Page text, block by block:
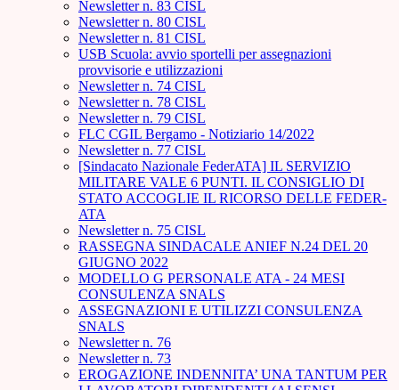
Newsletter n. 83 CISL
Newsletter n. 80 CISL
Newsletter n. 81 CISL
USB Scuola: avvio sportelli per assegnazioni
provvisorie e utilizzazioni
Newsletter n. 74 CISL
Newsletter n. 78 CISL
Newsletter n. 79 CISL
FLC CGIL Bergamo - Notiziario 14/2022
Newsletter n. 77 CISL
[Sindacato Nazionale FederATA] IL SERVIZIO
MILITARE VALE 6 PUNTI. IL CONSIGLIO DI
STATO ACCOGLIE IL RICORSO DELLE FEDER-
ATA
Newsletter n. 75 CISL
RASSEGNA SINDACALE ANIEF N.24 DEL 20
GIUGNO 2022
MODELLO G PERSONALE ATA - 24 MESI
CONSULENZA SNALS
ASSEGNAZIONI E UTILIZZI CONSULENZA
SNALS
Newsletter n. 76
Newsletter n. 73
EROGAZIONE INDENNITA’ UNA TANTUM PER